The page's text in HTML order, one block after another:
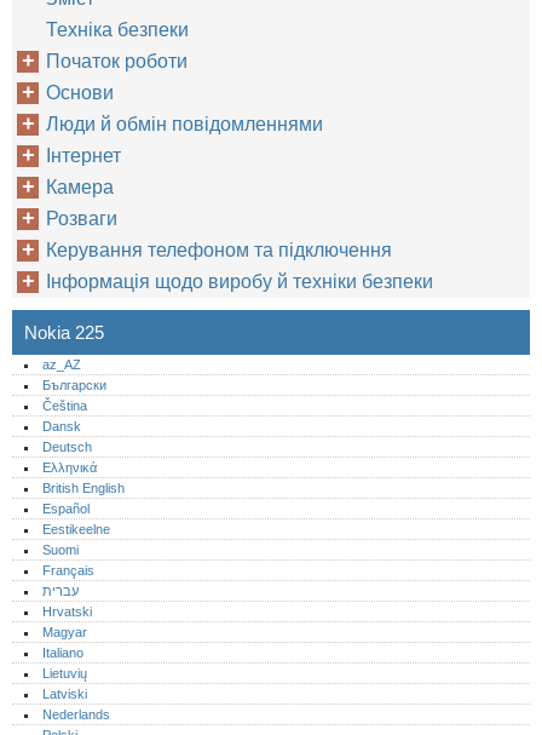
Техніка безпеки
Початок роботи
Основи
Люди й обмін повідомленнями
Інтернет
Камера
Розваги
Керування телефоном та підключення
Інформація щодо виробу й техніки безпеки
Nokia 225
az_AZ
Български
Čeština
Dansk
Deutsch
Ελληνικά
British English
Español
Eestikeelne
Suomi
Français
עברית
Hrvatski
Magyar
Italiano
Lietuvių
Latviski
Nederlands